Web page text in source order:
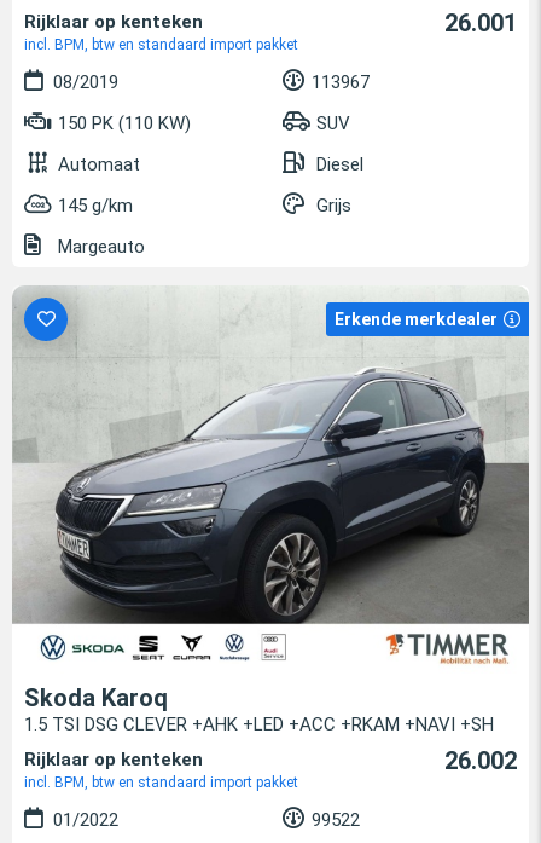
Rijklaar op kenteken
incl. BPM, btw en standaard import pakket
26.001
08/2019
113967
150 PK (110 KW)
SUV
Automaat
Diesel
145 g/km
Grijs
Margeauto
Erkende merkdealer
Skoda Karoq
1.5 TSI DSG CLEVER +AHK +LED +ACC +RKAM +NAVI +SH
Rijklaar op kenteken
incl. BPM, btw en standaard import pakket
26.002
01/2022
99522